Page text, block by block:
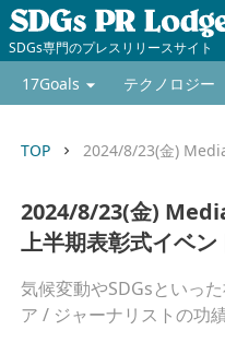
SDGs専門のプレスリリースサイト
17Goals テクノロジー
TOP keyboard_arrow_right 2024/8/23(金)
2024/8/23(金)
上半期表彰式イベン
気候変動やSDGsといっ
ア / ジャーナリストの功